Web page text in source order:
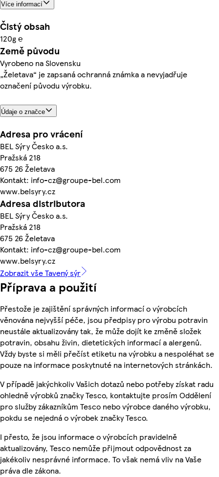
Více informací
Čistý obsah
120g ℮
Země původu
Vyrobeno na Slovensku
„Želetava“ je zapsaná ochranná známka a nevyjadřuje
označení původu výrobku.
Údaje o značce
Adresa pro vrácení
BEL Sýry Česko a.s.
Pražská 218
675 26 Želetava
Kontakt: info-cz@groupe-bel.com
www.belsyry.cz
Adresa distributora
BEL Sýry Česko a.s.
Pražská 218
675 26 Želetava
Kontakt: info-cz@groupe-bel.com
www.belsyry.cz
Zobrazit vše Tavený sýr
Příprava a použití
Přestože je zajištění správných informací o výrobcích
věnována nejvyšší péče, jsou předpisy pro výrobu potravin
neustále aktualizovány tak, že může dojít ke změně složek
potravin, obsahu živin, dietetických informací a alergenů.
Vždy byste si měli přečíst etiketu na výrobku a nespoléhat se
pouze na informace poskytnuté na internetových stránkách.
V případě jakýchkoliv Vašich dotazů nebo potřeby získat radu
ohledně výrobků značky Tesco, kontaktujte prosím Oddělení
pro služby zákazníkům Tesco nebo výrobce daného výrobku,
pokdu se nejedná o výrobek značky Tesco.
I přesto, že jsou informace o výrobcích pravidelně
aktualizovány, Tesco nemůže přijmout odpovědnost za
jakékoliv nesprávné informace. To však nemá vliv na Vaše
práva dle zákona.